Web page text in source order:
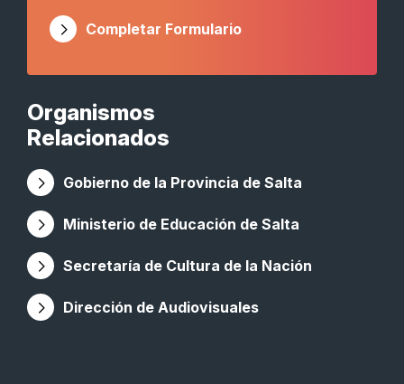
Organismos
Relacionados
Gobierno de la Provincia de Salta
Ministerio de Educación de Salta
Secretaría de Cultura de la Nación
Dirección de Audiovisuales
Completar Formulario